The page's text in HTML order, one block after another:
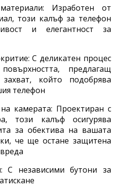
Изработен от
този калъф за телефон
и елегантност за
С деликатен процес
предлагащ
който подобрява
телефон
камерата: Проектиран с
този калъф осигурява
за обектива на вашата
че ще остане защитена
С независими бутони за